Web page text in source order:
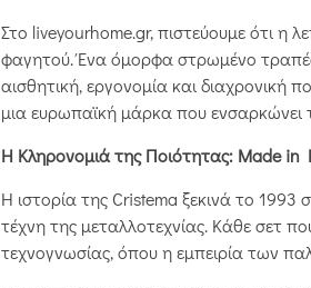
Στο liveyourhome.gr, πιστεύουμε ότι η
φαγητού. Ένα όμορφα στρωμένο
αισθητική, εργονομία και διαχρονική
μια ευρωπαϊκή μάρκα που ενσαρκώνει
Η Κληρονομιά της Ποιότητας: Made in
Η ιστορία της Cristema ξεκινά το 1993
τέχνη της μεταλλοτεχνίας. Κάθε σετ
τεχνογνωσίας, όπου η εμπειρία των